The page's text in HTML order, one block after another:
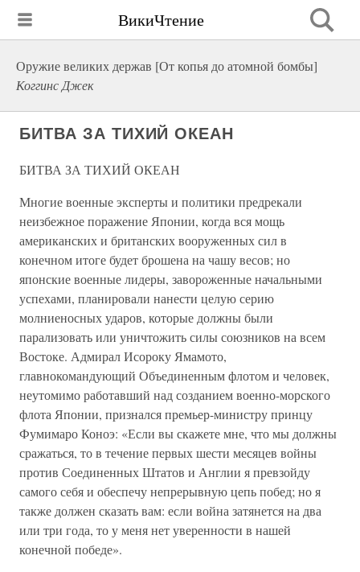
ВикиЧтение
Оружие великих держав [От копья до атомной бомбы]
Коггинс Джек
БИТВА ЗА ТИХИЙ ОКЕАН
БИТВА ЗА ТИХИЙ ОКЕАН
Многие военные эксперты и политики предрекали
неизбежное поражение Японии, когда вся мощь
американских и британских вооруженных сил в
конечном итоге будет брошена на чашу весов; но
японские военные лидеры, завороженные начальными
успехами, планировали нанести целую серию
молниеносных ударов, которые должны были
парализовать или уничтожить силы союзников на всем
Востоке. Адмирал Исороку Ямамото,
главнокомандующий Объединенным флотом и человек,
неутомимо работавший над созданием военно-морского
флота Японии, признался премьер-министру принцу
Фумимаро Коноэ: «Если вы скажете мне, что мы должны
сражаться, то в течение первых шести месяцев войны
против Соединенных Штатов и Англии я превзойду
самого себя и обеспечу непрерывную цепь побед; но я
также должен сказать вам: если война затянется на два
или три года, то у меня нет уверенности в нашей
конечной победе».